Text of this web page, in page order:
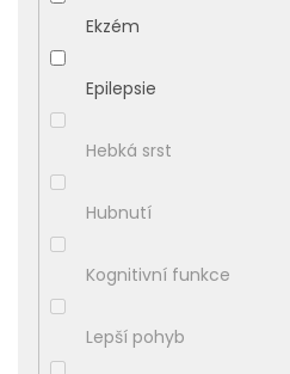
Ekzém
Epilepsie
Hebká srst
Hubnutí
Kognitivní funkce
Lepší pohyb